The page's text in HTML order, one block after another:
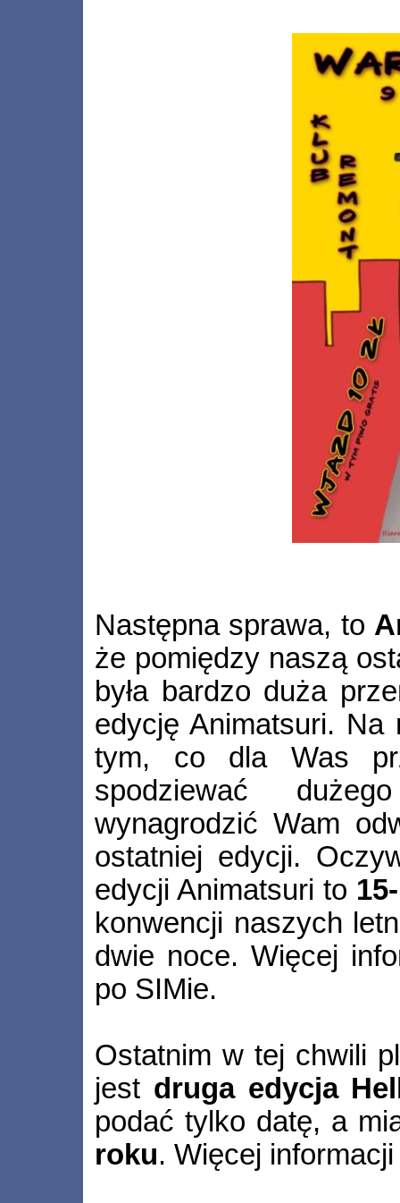
Następna sprawa, to
że pomiędzy naszą
była bardzo duża
edycję Animatsuri.
tym, co dla Was
spodziewać
wynagrodzić Wam
ostatniej edycji.
edycji Animatsuri to
konwencji naszych
dwie noce. Więcej
po SIMie.
Ostatnim w tej chwili
jest druga edycja
podać tylko datę, a
roku. Więcej